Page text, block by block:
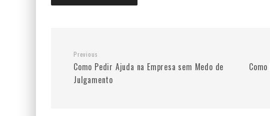
Previous
Como Pedir Ajuda na Empresa sem Medo de
Julgamento